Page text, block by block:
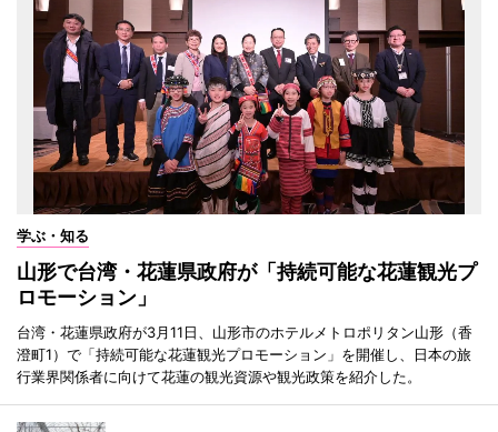
学ぶ・知る
山形で台湾・花蓮県政府が「持続可能な花蓮観光プ
ロモーション」
台湾・花蓮県政府が3月11日、山形市のホテルメトロポリタン山形（香
澄町1）で「持続可能な花蓮観光プロモーション」を開催し、日本の旅
行業界関係者に向けて花蓮の観光資源や観光政策を紹介した。